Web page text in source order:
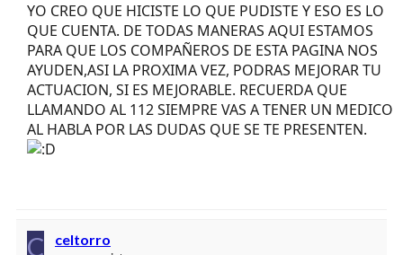
YO CREO QUE HICISTE LO QUE PUDISTE Y ESO ES LO
QUE CUENTA. DE TODAS MANERAS AQUI ESTAMOS
PARA QUE LOS COMPAÑEROS DE ESTA PAGINA NOS
AYUDEN,ASI LA PROXIMA VEZ, PODRAS MEJORAR TU
ACTUACION, SI ES MEJORABLE. RECUERDA QUE
LLAMANDO AL 112 SIEMPRE VAS A TENER UN MEDICO
AL HABLA POR LAS DUDAS QUE SE TE PRESENTEN.
C celtorro